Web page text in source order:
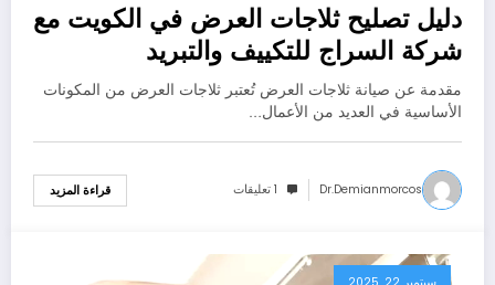
دليل تصليح ثلاجات العرض في الكويت مع
شركة السراج للتكييف والتبريد
مقدمة عن صيانة ثلاجات العرض تُعتبر ثلاجات العرض من المكونات
الأساسية في العديد من الأعمال…
Dr.demianmorcos 1 تعليقات قراءة المزيد